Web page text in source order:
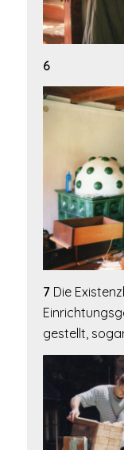
6
7Die
gestellt,